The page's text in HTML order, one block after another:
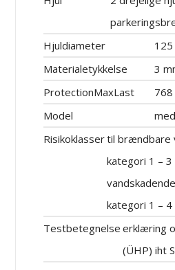
Hjuldiameter
Materialetykkelse
3
ProtectionMaxLast
Model
Risikoklassertil brændbare
kategori 1 –
kategori 1 – 4
Testbetegnelse erklæring
(ÜHP) iht